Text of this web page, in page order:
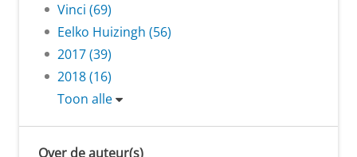
Vinci (69)
Eelko Huizingh (56)
2017 (39)
2018 (16)
Toon alle
Over de auteur(s)